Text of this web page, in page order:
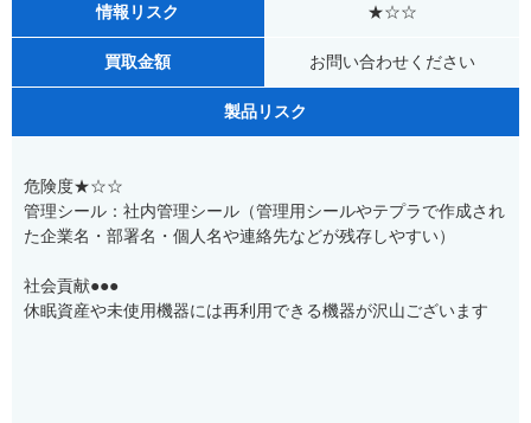
情報リスク ★☆☆
買取金額 お問い合わせください
製品リスク
危険度★☆☆
管理シール：社内管理シール（管理用シールやテプラで作成され
た企業名・部署名・個人名や連絡先などが残存しやすい）
社会貢献●●●
休眠資産や未使用機器には再利用できる機器が沢山ございます